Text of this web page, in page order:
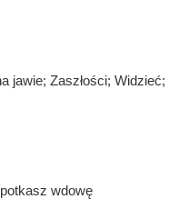
jawie; Zaszłości;
wdowę